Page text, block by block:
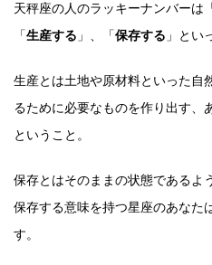
天秤座の人のラッキーナンバーは
「生産する 」、「保存する 」とい
生産とは土地や原材料といった自
るために必要なものを作り出す、
ということ。
保存とはそのままの状態であるよ
保存する意味を持つ星座のあなた
す。